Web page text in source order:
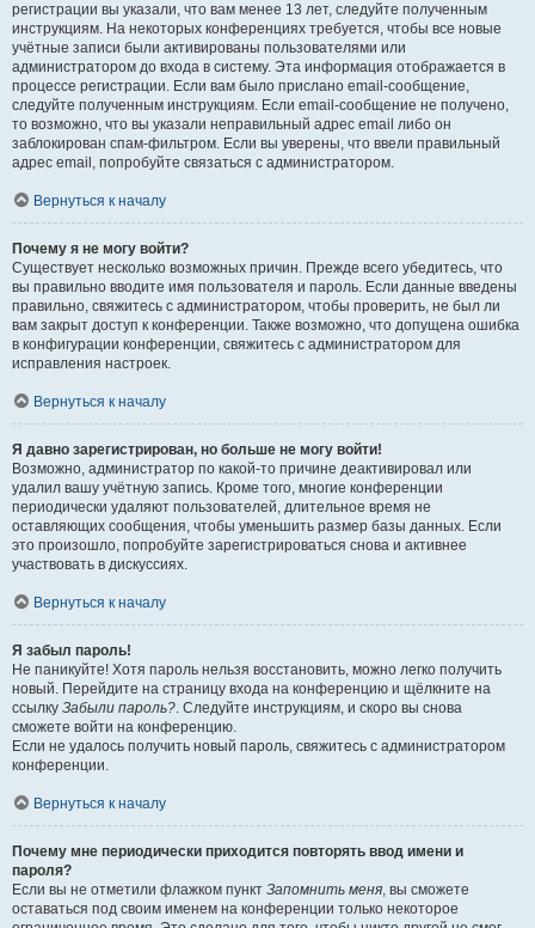
регистрации вы указали, что вам менее 13 лет, следуйте полученным
инструкциям. На некоторых конференциях требуется, чтобы все новые
учётные записи были активированы пользователями или
администратором до входа в систему. Эта информация отображается в
процессе регистрации. Если вам было прислано email-сообщение,
следуйте полученным инструкциям. Если email-сообщение не получено,
то возможно, что вы указали неправильный адрес email либо он
заблокирован спам-фильтром. Если вы уверены, что ввели правильный
адрес email, попробуйте связаться с администратором.
Вернуться к началу
Почему я не могу войти?
Существует несколько возможных причин. Прежде всего убедитесь, что
вы правильно вводите имя пользователя и пароль. Если данные введены
правильно, свяжитесь с администратором, чтобы проверить, не был ли
вам закрыт доступ к конференции. Также возможно, что допущена ошибка
в конфигурации конференции, свяжитесь с администратором для
исправления настроек.
Вернуться к началу
Я давно зарегистрирован, но больше не могу войти!
Возможно, администратор по какой-то причине деактивировал или
удалил вашу учётную запись. Кроме того, многие конференции
периодически удаляют пользователей, длительное время не
оставляющих сообщения, чтобы уменьшить размер базы данных. Если
это произошло, попробуйте зарегистрироваться снова и активнее
участвовать в дискуссиях.
Вернуться к началу
Я забыл пароль!
Не паникуйте! Хотя пароль нельзя восстановить, можно легко получить
новый. Перейдите на страницу входа на конференцию и щёлкните на
ссылку Забыли пароль?. Следуйте инструкциям, и скоро вы снова
сможете войти на конференцию.
Если не удалось получить новый пароль, свяжитесь с администратором
конференции.
Вернуться к началу
Почему мне периодически приходится повторять ввод имени и
пароля?
Если вы не отметили флажком пункт Запомнить меня, вы сможете
оставаться под своим именем на конференции только некоторое